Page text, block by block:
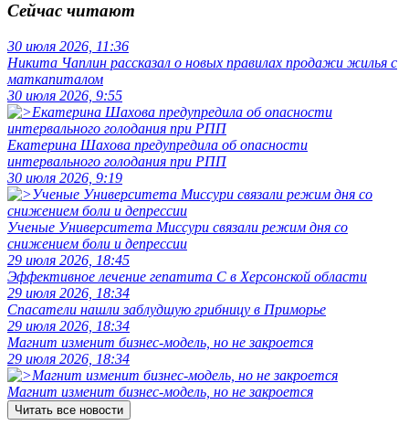
Сейчас читают
30 июля 2026, 11:36
Никита Чаплин рассказал о новых правилах продажи жилья с
маткапиталом
30 июля 2026, 9:55
Екатерина Шахова предупредила об опасности
интервального голодания при РПП
30 июля 2026, 9:19
Ученые Университета Миссури связали режим дня со
снижением боли и депрессии
29 июля 2026, 18:45
Эффективное лечение гепатита C в Херсонской области
29 июля 2026, 18:34
Спасатели нашли заблудшую грибницу в Приморье
29 июля 2026, 18:34
Магнит изменит бизнес-модель, но не закроется
29 июля 2026, 18:34
Магнит изменит бизнес-модель, но не закроется
Читать все новости